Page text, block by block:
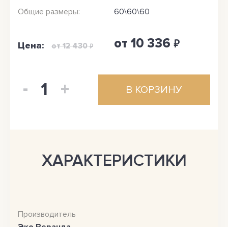
Общие размеры:
60\60\60
Цена: от 12 430₽ от 10 336 ₽
- 1 + В КОРЗИНУ
ХАРАКТЕРИСТИКИ
Производитель